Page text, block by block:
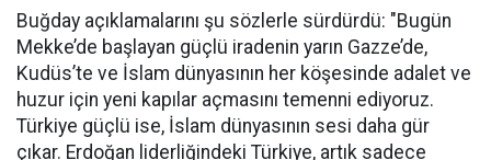
Buğday açıklamalarını şu sözlerle sürdürdü: "Bugün
Mekke’de başlayan güçlü iradenin yarın Gazze’de,
Kudüs’te ve İslam dünyasının her köşesinde adalet ve
huzur için yeni kapılar açmasını temenni ediyoruz.
Türkiye güçlü ise, İslam dünyasının sesi daha gür
çıkar. Erdoğan liderliğindeki Türkiye, artık sadece